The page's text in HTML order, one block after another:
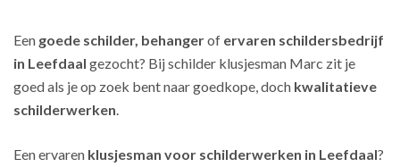
Een goede schilder, behangerof ervaren schildersbedrijf
in Leefdaal gezocht? Bij schilder klusjesman Marc zit je
goed als je op zoek bent naar goedkope, doch kwalitatieve
schilderwerken.
Een ervaren klusjesman voor schilderwerken in Leefdaal?